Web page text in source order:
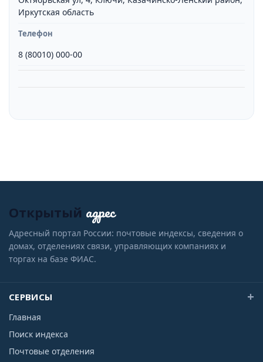
Иркутская область
Телефон
8 (80010) 000-00
Открытый адрес
Адресный портал России: почтовые индексы, сведения о
домах, отделениях связи, управляющих компаниях и
торгах на базе ФИАС.
СЕРВИСЫ
Главная
Поиск индекса
Почтовые отделения